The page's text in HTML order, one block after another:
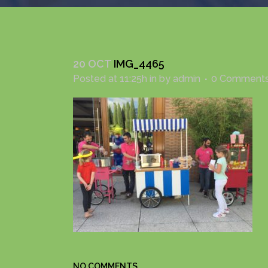
20 OCT IMG_4465
Posted at 11:25h in by admin 0